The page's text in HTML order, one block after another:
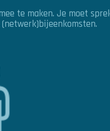
te maken. Je moet